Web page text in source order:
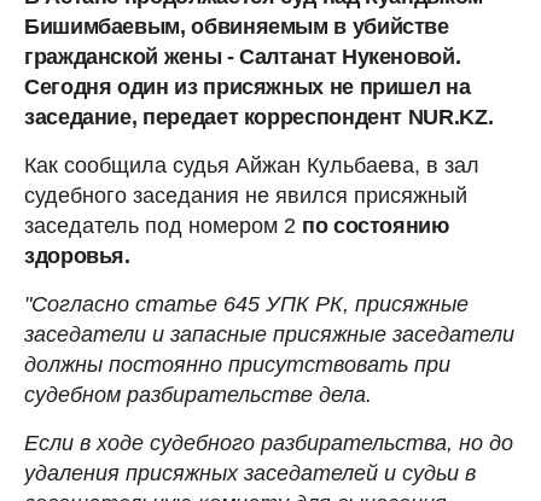
Бишимбаевым, обвиняемым в убийстве
гражданской жены - Салтанат Нукеновой.
Сегодня один из присяжных не пришел на
заседание, передает корреспондент NUR.KZ.
Как сообщила судья Айжан Кульбаева, в зал
судебного заседания не явился присяжный
заседатель под номером 2 по состоянию
здоровья.
"Согласно статье 645 УПК РК, присяжные
заседатели и запасные присяжные заседатели
должны постоянно присутствовать при
судебном разбирательстве дела.
Если в ходе судебного разбирательства, но до
удаления присяжных заседателей и судьи в